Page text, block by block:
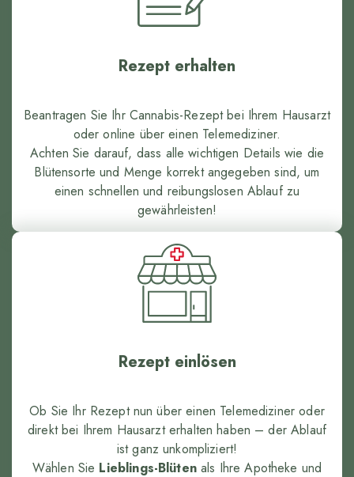
Rezept erhalten
Beantragen Sie Ihr Cannabis-Rezept bei Ihrem Hausarzt
oder online über einen Telemediziner.
Achten Sie darauf, dass alle wichtigen Details wie die
Blütensorte und Menge korrekt angegeben sind, um
einen schnellen und reibungslosen Ablauf zu
gewährleisten!
Rezept einlösen
Ob Sie Ihr Rezept nun über einen Telemediziner oder
direkt bei Ihrem Hausarzt erhalten haben – der Ablauf
ist ganz unkompliziert!
Wählen Sie Lieblings-Blütenals Ihre Apotheke und